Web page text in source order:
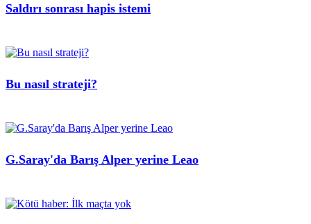
Saldırı sonrası hapis istemi
Bu nasıl strateji?
G.Saray'da Barış Alper yerine Leao